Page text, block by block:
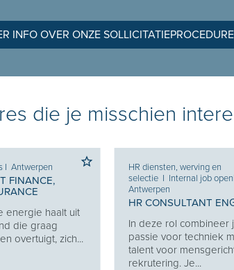
INFO OVER ONZE SOLLICITATIEPROCEDURE
die je misschien
I Antwerpen
FINANCE,
energie haalt uit
die graag
overtuigt, zich...
HR diensten, werving en
selectie I Internal job
Antwerpen
HR CONSULTANT
In deze rol combineer
passie voor techniek
talent voor
rekrutering. Je...